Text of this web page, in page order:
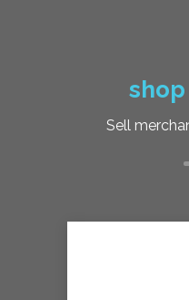
shop
Sell